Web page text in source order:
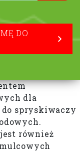
DO
dla
do spryskiwaczy
również